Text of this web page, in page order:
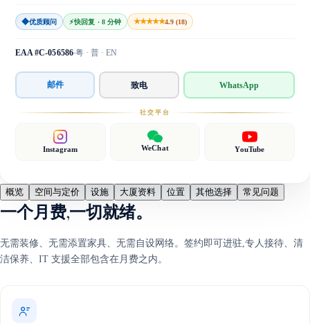
◆优质顾问 ⚡快回复 · 8 分钟 ★★★★★4.9 (18)
EAA #C-056586 粤 · 普 · EN
邮件 致电 WhatsApp
社交平台
Instagram WeChat YouTube
概览 空间与定价 设施 大厦资料 位置 其他选择 常见问题
一个月费,一切就绪。
无需装修、无需添置家具、无需自设网络。签约即可进驻,专人接待、清
洁保养、IT 支援全部包含在月费之内。